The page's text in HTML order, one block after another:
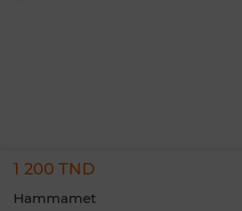
1 200 TND
Hammamet